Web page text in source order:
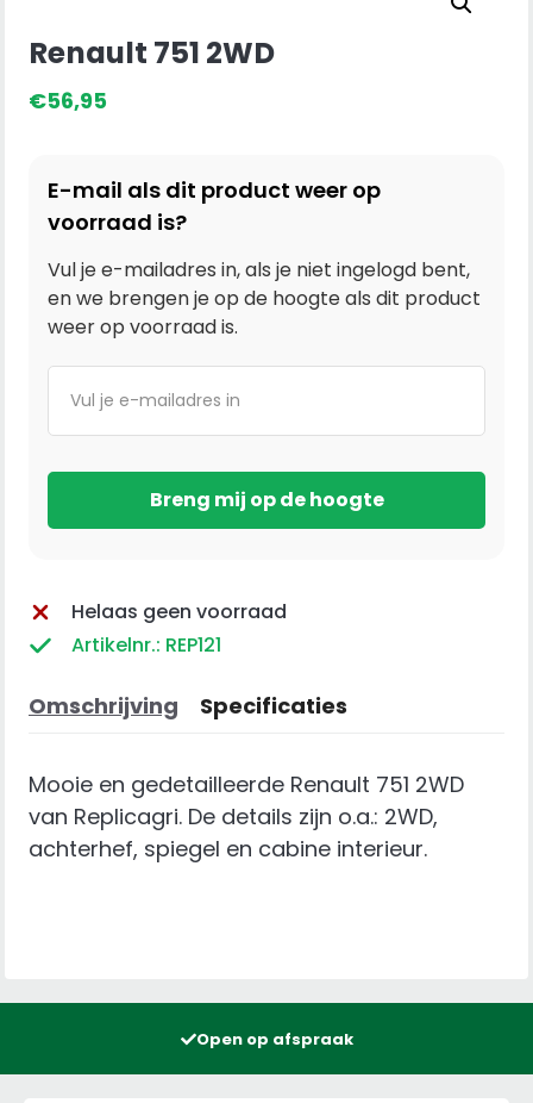
Renault 751 2WD
€56,95
E-mail als dit product weer op
voorraad is?
Vul je e-mailadres in, als je niet ingelogd bent,
en we brengen je op de hoogte als dit product
weer op voorraad is.
Helaas geen voorraad
Artikelnr.: REP121
Omschrijving Specificaties
Mooie en gedetailleerde Renault 751 2WD
van Replicagri. De details zijn o.a.: 2WD,
achterhef, spiegel en cabine interieur.
Open op afspraak